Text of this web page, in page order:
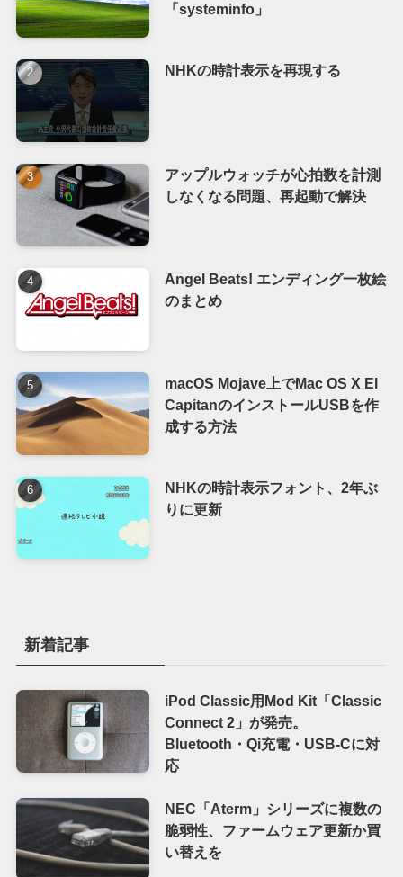
「systeminfo」
NHKの時計表示を再現する
アップルウォッチが心拍数を計測
しなくなる問題、再起動で解決
Angel Beats! エンディング一枚絵
のまとめ
macOS Mojave上でMac OS X El
CapitanのインストールUSBを作
成する方法
NHKの時計表示フォント、2年ぶ
りに更新
新着記事
iPod Classic用Mod Kit「Classic
Connect 2」が発売。
Bluetooth・Qi充電・USB-Cに対
応
NEC「Aterm」シリーズに複数の
脆弱性、ファームウェア更新か買
い替えを